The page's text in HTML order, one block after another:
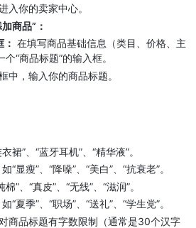
入你的卖家中心。
商品”：
在填写商品基础信息（类目、价格、主
“商品标题”的输入框。
中，输入你的商品标题。
裙”、“蓝牙耳机”、“精华液”。
如“显瘦”、“降噪”、“美白”、“抗衰老”。
棉”、“真皮”、“无线”、“滋润”。
如“夏季”、“职场”、“送礼”、“学生党”。
商品标题有字数限制（通常是30个汉字